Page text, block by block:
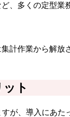
、多くの定型
計作業から解
ト
が、導入にあ